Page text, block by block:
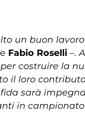
un buon
Fabio Roselli –.
costruire la
il loro
sarà
in